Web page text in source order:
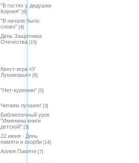
"В гостях у дедушки
Корнея" [6]
"В начале было
слово" [4]
День Защитника
Отечества [15]
Квест-игра «У
Лукоморья» [8]
"Нет-курению" [5]
Читаем лучшее! [3]
Библиотечный урок
"Именины книги
детской" [3]
22 июня - День
памяти и скорби [14]
Аллея Памяти [7]